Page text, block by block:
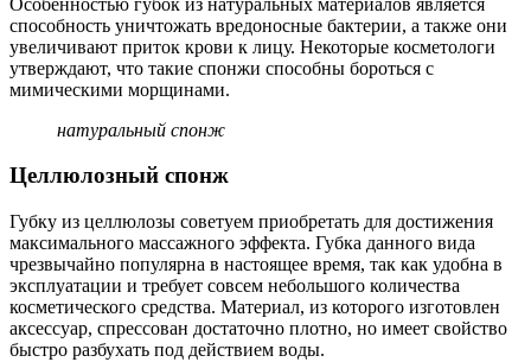
способность уничтожать вредоносные бактерии, а также они
увеличивают приток крови к лицу. Некоторые косметологи
утверждают, что такие спонжи способны бороться с
мимическими морщинами.
натуральный спонж
Целлюлозный спонж
Губку из целлюлозы советуем приобретать для достижения
максимального массажного эффекта. Губка данного вида
чрезвычайно популярна в настоящее время, так как удобна в
эксплуатации и требует совсем небольшого количества
косметического средства. Материал, из которого изготовлен
аксессуар, спрессован достаточно плотно, но имеет свойство
быстро разбухать под действием воды.